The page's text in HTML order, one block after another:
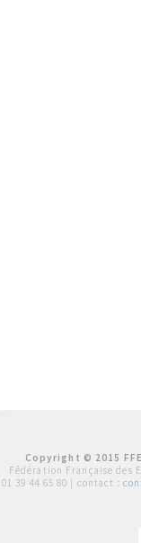
Copyright © 2015
Fédération Française des
01 39 44 65 80 | contact :